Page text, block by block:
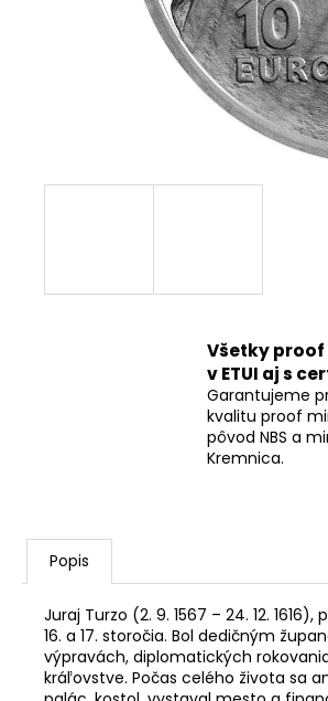
Všetky proof
v ETUI aj s
Garantujeme
kvalitu proof
pôvod NBS a
Kremnica.
Popis
Juraj Turzo (2. 9. 1567 – 24. 12.
16. a 17. storočia. Bol dedičným
výpravách, diplomatických
kráľovstve. Počas celého života sa